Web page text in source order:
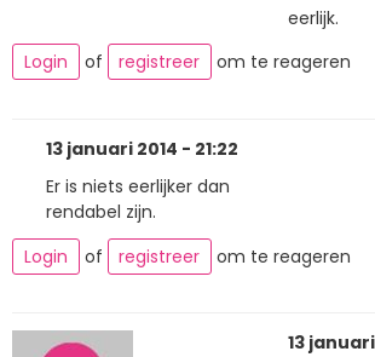
eerlijk.
Login
of registreer om te reageren
13 januari 2014 - 21:22
Er is niets eerlijker dan
rendabel zijn.
Login
of registreer om te reageren
13